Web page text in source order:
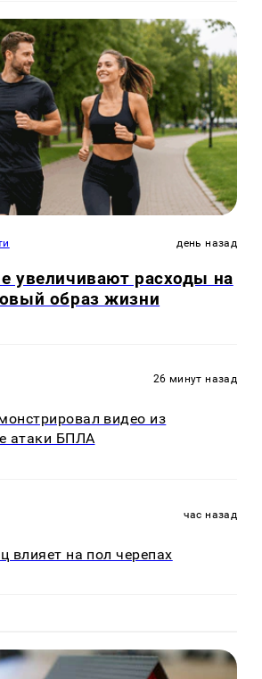
день назад
увеличивают расходы на
образ жизни
26 минут назад
видео из
атаки БПЛА
час назад
влияет на пол черепах